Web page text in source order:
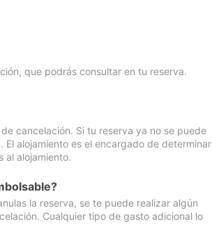
que podrás consultar en tu reserva.
cancelación. Si tu reserva ya no se puede
alojamiento es el encargado de determinar
al alojamiento.
la reserva, se te puede realizar algún
Cualquier tipo de gasto adicional lo